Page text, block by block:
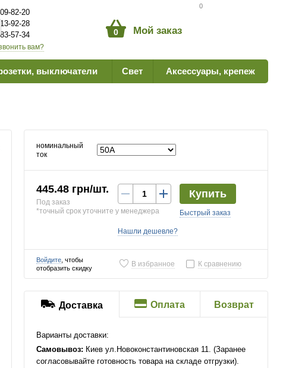
0
82-20
92-28
57-34
вам?
0 Мой заказ
выключатели Свет Аксессуары, крепеж
номинальный
ток
445.48 грн/шт.
Под заказ
*точный срок уточните у менеджера
Купить
Быстрый заказ
Нашли дешевле?
Войдите , чтобы
отобразить скидку
В избранное К сравнению
Доставка Оплата Возврат
Варианты доставки:
Самовывоз: Киев ул.Новоконстантиновская 11. (Заранее
согласовывайте готовность товара на складе отгрузки).